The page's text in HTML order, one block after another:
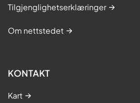
Tilgjenglighetserklæringer
Om nettstedet
KONTAKT
Kart